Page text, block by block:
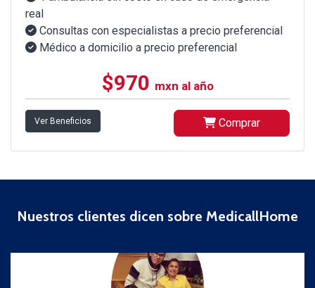
real
Consultas con especialistas a precio preferencial
Médico a domicilio a precio preferencial
$970 mxn al año
Ver Beneficios Comprar
Nuestros clientes dicen sobre MedicallHome